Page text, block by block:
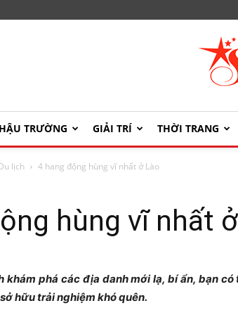
HẬU TRƯỜNG GIẢI TRÍ THỜI TRANG
lịch 4 hang động hùng vĩ nhất ở Lào
hùng vĩ nhất
khám phá các địa danh mới lạ, bí ẩn, bạn
hữu trải nghiệm khó quên.